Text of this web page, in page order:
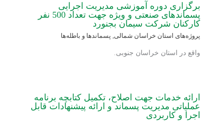
برگزاری دوره آموزشی مدیریت اجرایی
پسماندهای صنعتی و ویژه جهت تعداد 500 نفر
کارکنان شرکت سیمان بجنورد
پروژه‌های استان خراسان شمالی, پسماندها و باطله‌ها
واقع در استان خراسان جنوبی.
ارائه خدمات جهت اصلاح، تکمیل کتابچه برنامه
عملیاتی مدیریت پسماند و ارائه پیشنهادات قابل
اجرا و کاربردی